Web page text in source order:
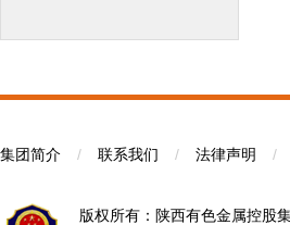
集团简介 / 联系我们 / 法律声明 /
版权所有：陕西有色金属控股